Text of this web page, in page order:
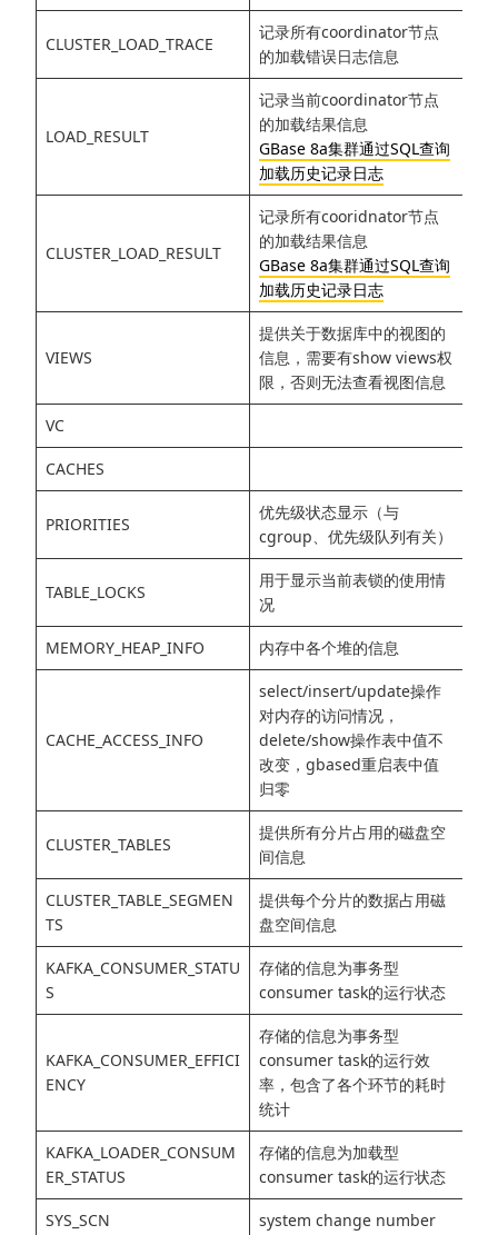
CLUSTER_LOAD_TRACE
记录所有coordinator节点
的加载错误日志信息
LOAD_RESULT
记录当前coordinator节点
的加载结果信息
GBase 8a集群通过SQL查询
加载历史记录日志
CLUSTER_LOAD_RESULT
记录所有cooridnator节点
的加载结果信息
GBase 8a集群通过SQL查询
加载历史记录日志
VIEWS
提供关于数据库中的视图的
信息，需要有show views权
限，否则无法查看视图信息
VC
CACHES
PRIORITIES
优先级状态显示（与
cgroup、优先级队列有关）
TABLE_LOCKS
用于显示当前表锁的使用情
况
MEMORY_HEAP_INFO 内存中各个堆的信息
CACHE_ACCESS_INFO
select/insert/update操作
对内存的访问情况，
delete/show操作表中值不
改变，gbased重启表中值
归零
CLUSTER_TABLES
提供所有分片占用的磁盘空
间信息
CLUSTER_TABLE_SEGMEN
TS
提供每个分片的数据占用磁
盘空间信息
KAFKA_CONSUMER_STATU
S
存储的信息为事务型
consumer task的运行状态
KAFKA_CONSUMER_EFFICI
ENCY
存储的信息为事务型
consumer task的运行效
率，包含了各个环节的耗时
统计
KAFKA_LOADER_CONSUM
ER_STATUS
存储的信息为加载型
consumer task的运行状态
SYS_SCN system change number